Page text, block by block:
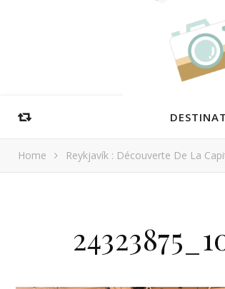
Home Reykjavík : Découverte De La